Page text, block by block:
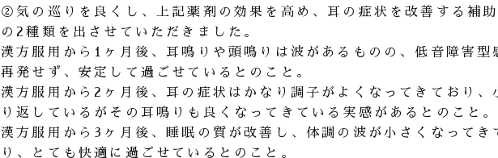
②気の巡りを良くし、上記薬剤の効果を高め、耳の症状を改善する補助
の2種類を出させていただきました。
漢方服用から1ヶ月後、耳鳴りや頭鳴りは波があるものの、低音障害型
再発せず、安定して過ごせているとのこと。
漢方服用から2ヶ月後、耳の症状はかなり調子がよくなってきており、
り返しているがその耳鳴りも良くなってきている実感があるとのこと。
漢方服用から3ヶ月後、睡眠の質が改善し、体調の波が小さくなってき
り、とても快適に過ごせているとのこと。